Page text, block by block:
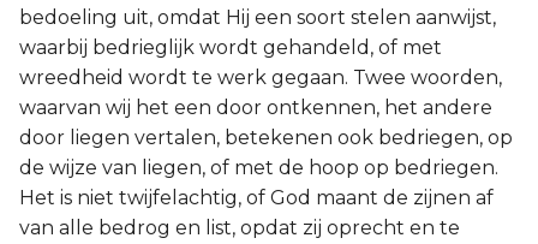
bedoeling uit, omdat Hij een soort stelen aanwijst,
waarbij bedrieglijk wordt gehandeld, of met
wreedheid wordt te werk gegaan. Twee woorden,
waarvan wij het een door ontkennen, het andere
door liegen vertalen, betekenen ook bedriegen, op
de wijze van liegen, of met de hoop op bedriegen.
Het is niet twijfelachtig, of God maant de zijnen af
van alle bedrog en list, opdat zij oprecht en te